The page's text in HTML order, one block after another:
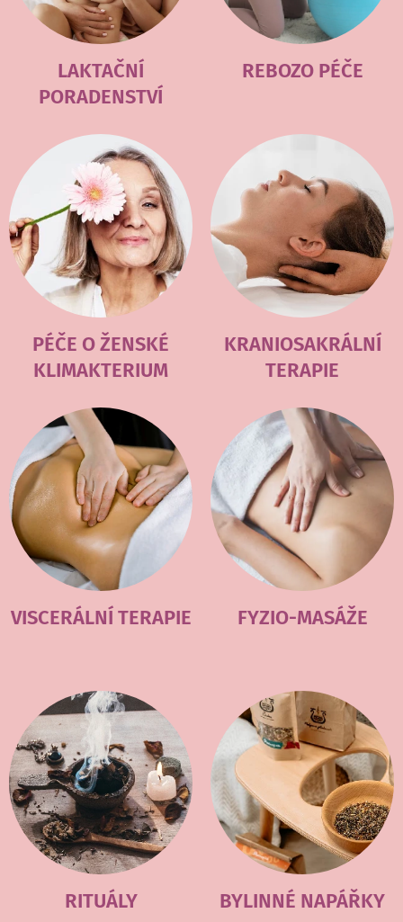
LAKTAČNÍ
PORADENSTVÍ
REBOZO PÉČE
PÉČE O ŽENSKÉ
KLIMAKTERIUM
KRANIOSAKRÁLNÍ
TERAPIE
VISCERÁLNÍ TERAPIE FYZIO-MASÁŽE
RITUÁLY BYLINNÉ NAPÁŘKY